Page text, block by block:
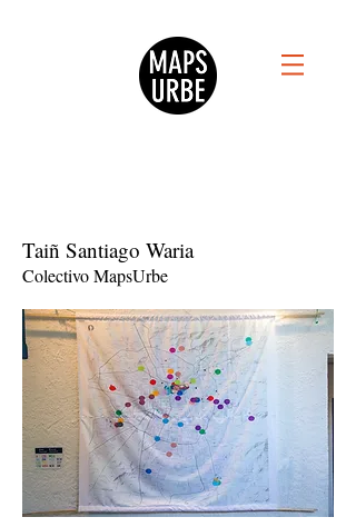
Taiñ Santiago Waria
Colectivo MapsUrbe